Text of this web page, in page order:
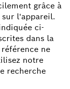
grâce à
l'appareil.
ci-
dans la
ne
notre
recherche